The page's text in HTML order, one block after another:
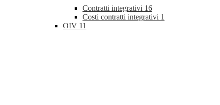
Contratti integrativi 16
Costi contratti integrativi 1
OIV 11